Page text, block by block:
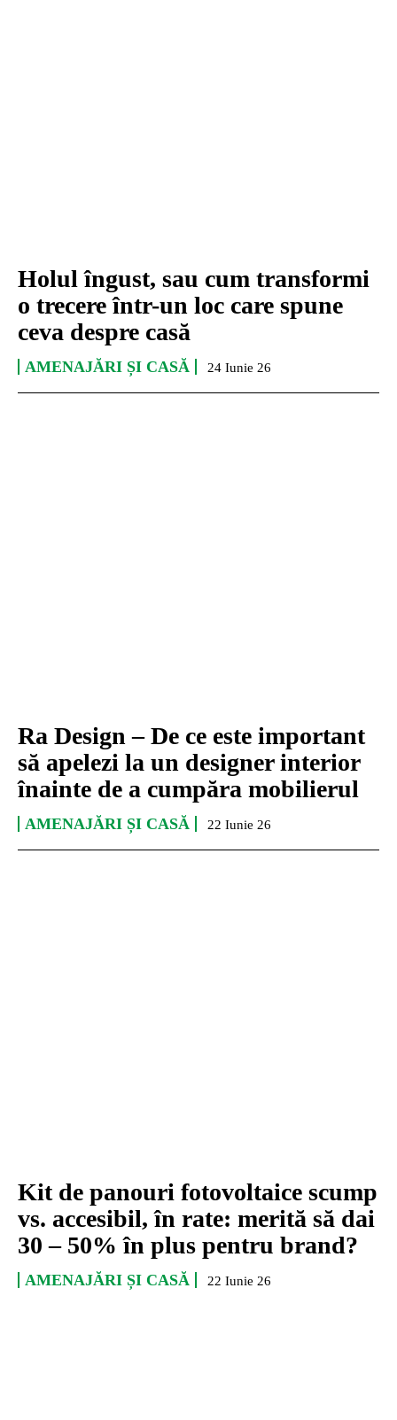
Holul îngust, sau cum transformi
o trecere într-un loc care spune
ceva despre casă
AMENAJĂRI ȘI CASĂ 24 Iunie 26
Ra Design – De ce este important
să apelezi la un designer interior
înainte de a cumpăra mobilierul
AMENAJĂRI ȘI CASĂ 22 Iunie 26
Kit de panouri fotovoltaice scump
vs. accesibil, în rate: merită să dai
30 – 50% în plus pentru brand?
AMENAJĂRI ȘI CASĂ 22 Iunie 26